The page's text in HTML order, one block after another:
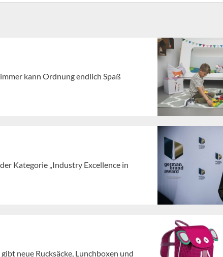
kann Ordnung endlich Spaß
Kategorie „Industry Excellence in
neue Rucksäcke, Lunchboxen und